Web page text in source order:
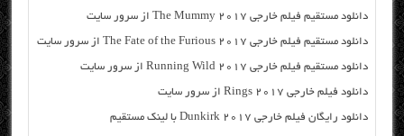
دانلود مستقیم فیلم خارجی The Mummy 2017 از سرور سایت
دانلود مستقیم فیلم خارجی The Fate of the Furious 2017 از سرور سایت
دانلود مستقیم فیلم خارجی Running Wild 2017 از سرور سایت
دانلود فیلم خارجی Rings 2017 از سرور سایت
دانلود رایگان فیلم خارجی Dunkirk 2017 با لینک مستقیم